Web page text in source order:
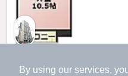
By using our services,
お問い合